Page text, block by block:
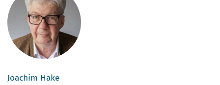
Joachim Hake